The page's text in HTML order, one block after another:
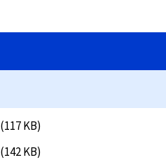
(117 KB)
(142 KB)